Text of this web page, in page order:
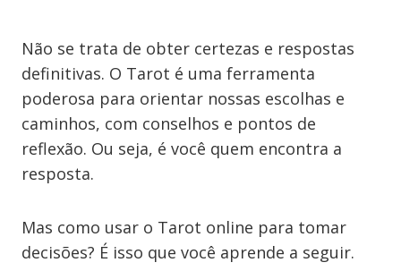
Não se trata de obter certezas e respostas
definitivas. O Tarot é uma ferramenta
poderosa para orientar nossas escolhas e
caminhos, com conselhos e pontos de
reflexão. Ou seja, é você quem encontra a
resposta.
Mas como usar o Tarot online para tomar
decisões? É isso que você aprende a seguir.